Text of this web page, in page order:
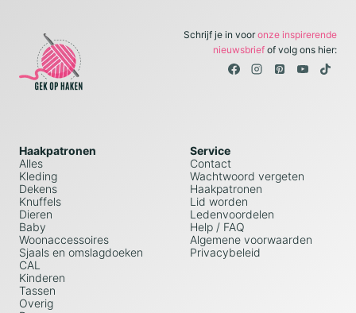
Schrijf je in vooronze inspirerende
nieuwsbriefof volg ons hier:
Haakpatronen
Alles
Kleding
Dekens
Knuffels
Dieren
Baby
Woonaccessoires
Sjaals en omslagdoeken
CAL
Kinderen
Tassen
Overig
Service
Contact
Wachtwoord vergeten
Haakpatronen
Lid worden
Ledenvoordelen
Help / FAQ
Algemene voorwaarden
Privacybeleid